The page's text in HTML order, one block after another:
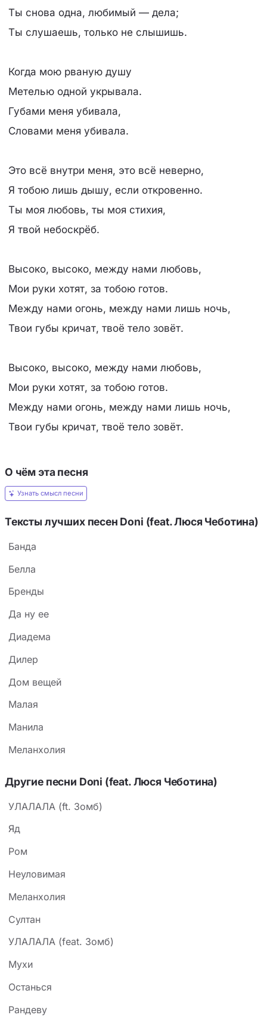
Ты снова одна, любимый — дела;
Ты слушаешь, только не слышишь.
Когда мою рваную душу
Метелью одной укрывала.
Губами меня убивала,
Словами меня убивала.
Это всё внутри меня, это всё неверно,
Я тобою лишь дышу, если откровенно.
Ты моя любовь, ты моя стихия,
Я твой небоскрёб.
Высоко, высоко, между нами любовь,
Мои руки хотят, за тобою готов.
Между нами огонь, между нами лишь ночь,
Твои губы кричат, твоё тело зовёт.
Высоко, высоко, между нами любовь,
Мои руки хотят, за тобою готов.
Между нами огонь, между нами лишь ночь,
Твои губы кричат, твоё тело зовёт.
О чём эта песня
Узнать смысл песни
Тексты лучших песен Doni (feat. Люся Чеботина)
Банда
Белла
Бренды
Да ну ее
Диадема
Дилер
Дом вещей
Малая
Манила
Меланхолия
Другие песни Doni (feat. Люся Чеботина)
УЛАЛАЛА (ft. Зомб)
Яд
Ром
Неуловимая
Меланхолия
Султан
УЛАЛАЛА (feat. Зомб)
Мухи
Останься
Рандеву